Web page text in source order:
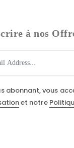
à nos
abonnant, vous
et notre